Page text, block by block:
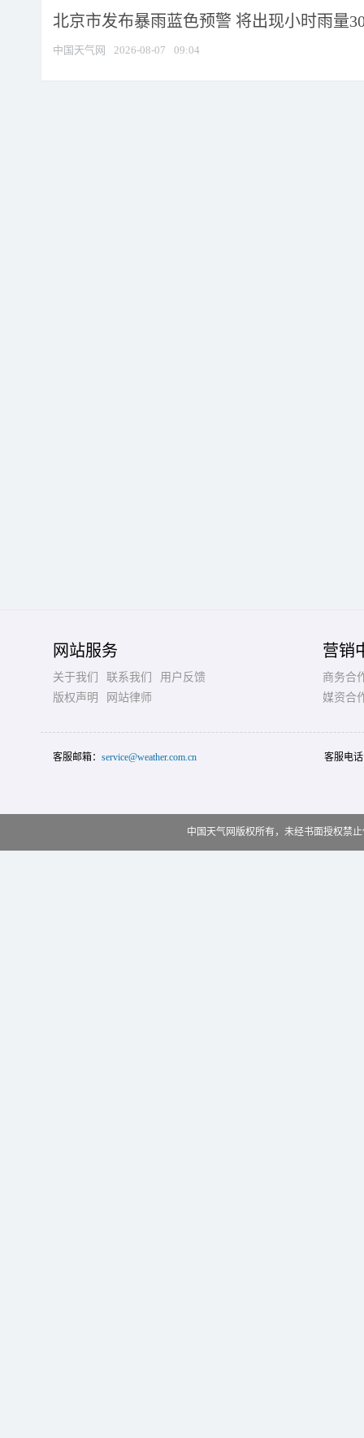
北京市发布暴雨蓝色预警 将出现小时雨量
中国天气网 2026-08-07 09:04
网站服务
关于我们 联系我们
用户反馈
版权声明
网站律师
营销
商务合
媒资合
客服邮箱： service@weather.com.cn 客服电
中国天气网版权所有，未经书面授权